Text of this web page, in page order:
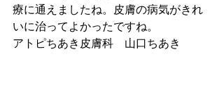
療に通えましたね。皮膚の病気がきれ
いに治ってよかったですね。
アトピちあき皮膚科　山口ちあき